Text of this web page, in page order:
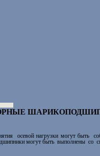
осевой нагpузки могутбыть
могут быть выполнены со